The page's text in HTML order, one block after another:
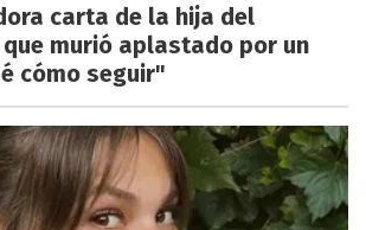
carta de la hija del
murió aplastado por un
cómo seguir"